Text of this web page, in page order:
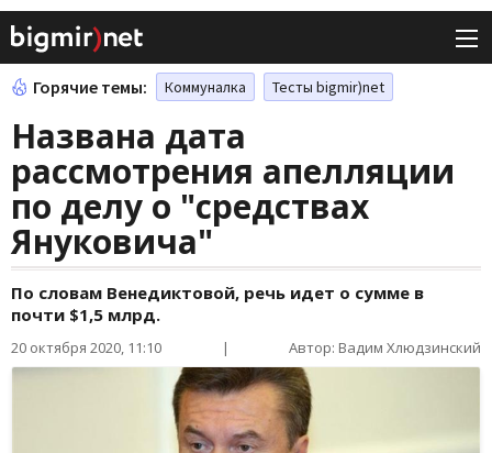
Горячие темы: Коммуналка Тесты bigmir)net
Названа дата
рассмотрения апелляции
по делу о "средствах
Януковича"
По словам Венедиктовой, речь идет о сумме в
почти $1,5 млрд.
20 октября 2020, 11:10 | Автор: Вадим Хлюдзинский